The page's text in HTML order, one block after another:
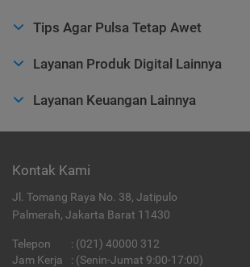
Tips Agar Pulsa Tetap Awet
Layanan Produk Digital Lainnya
Layanan Keuangan Lainnya
Kontak Kami
Jl. Tomang Raya No. 38, Jatipulo
Palmerah, Jakarta Barat 11430
Telepon : (021) 40000 312
Jam Kerja
: (Senin-Jumat 9:00-17:00)